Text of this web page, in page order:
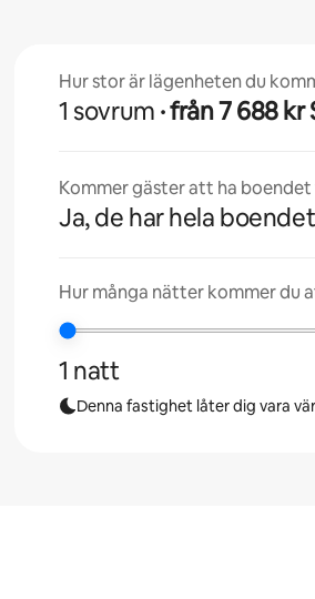
Hur stor är lägenheten du
1 sovrum · från 7 688 kr
Kommer gäster att ha boendet
Ja, de har hela
Hur många nätter kommer du
1 natt
Denna fastighet låter dig vara